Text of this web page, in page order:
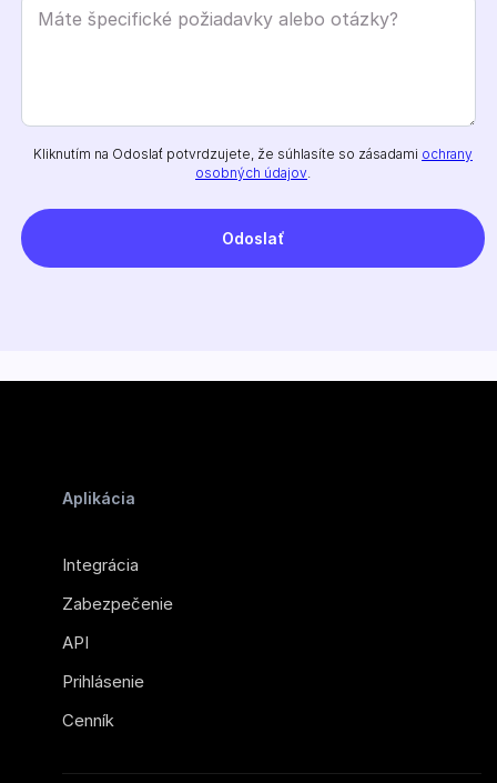
Kliknutím na Odoslať potvrdzujete, že súhlasíte so zásadami ochrany
osobných údajov
Aplikácia
Integrácia
Zabezpečenie
API
Prihlásenie
Cenník